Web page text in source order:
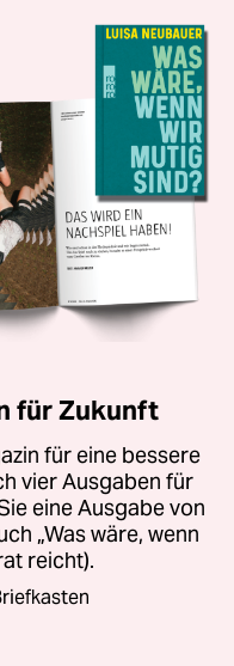
für Zukunft
für eine bessere
vier Ausgaben für
eine Ausgabe von
„Was wäre, wenn
reicht).